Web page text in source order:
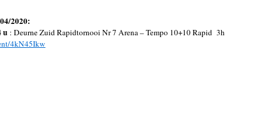
2020:
u : Deurne Zuid Rapidtornooi Nr 7 Arena – Tempo 10+10 Rapid 3h
4kN45Ikw